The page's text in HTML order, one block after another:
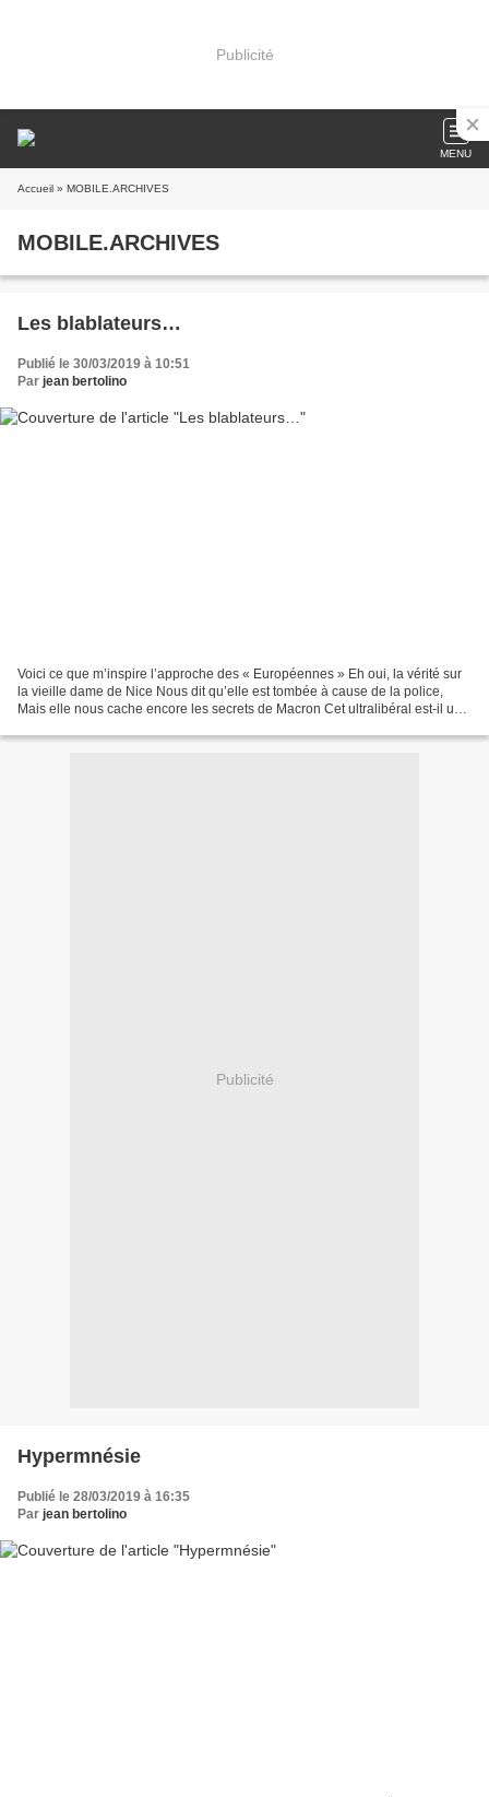
Publicité
MENU
Accueil » MOBILE.ARCHIVES
MOBILE.ARCHIVES
Les blablateurs…
Publié le 30/03/2019 à 10:51
Par jean bertolino
Voici ce que m’inspire l’approche des « Européennes » Eh oui, la vérité sur
la vieille dame de Nice Nous dit qu’elle est tombée à cause de la police,
Mais elle nous cache encore les secrets de Macron Cet ultralibéral est-il un
Publicité
Hypermnésie
Publié le 28/03/2019 à 16:35
Par jean bertolino